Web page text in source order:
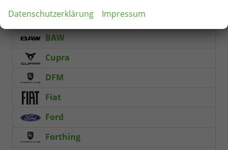
Audi
BAW
Cupra
DFM
Fiat
Ford
Forthing
Datenschutzerklärung Impressum